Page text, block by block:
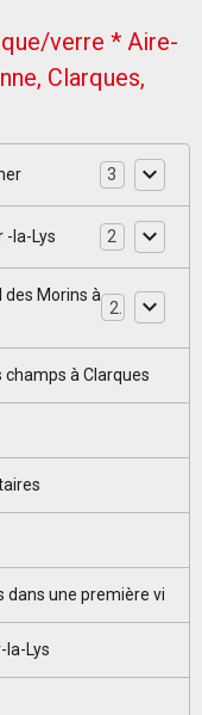
verre * Aire-
Clarques,
3
-la-Lys 2
des Morins à
à Clarques
dans une première vi
la-Lys